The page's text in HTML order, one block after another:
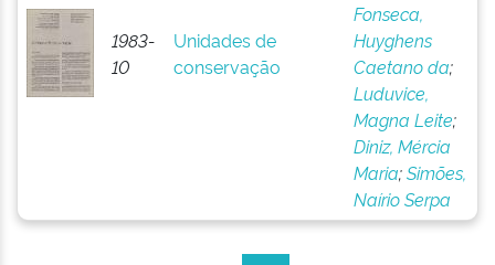
1983-
10
Unidades de
conservação
Fonseca,
Huyghens
Caetano da;
Luduvice,
Magna Leite;
Diniz, Mércia
Maria;Simões,
Naírio Serpa